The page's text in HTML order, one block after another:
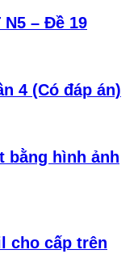
– Đề 19
4 (Có đáp án)
bằng hình ảnh
cho cấp trên